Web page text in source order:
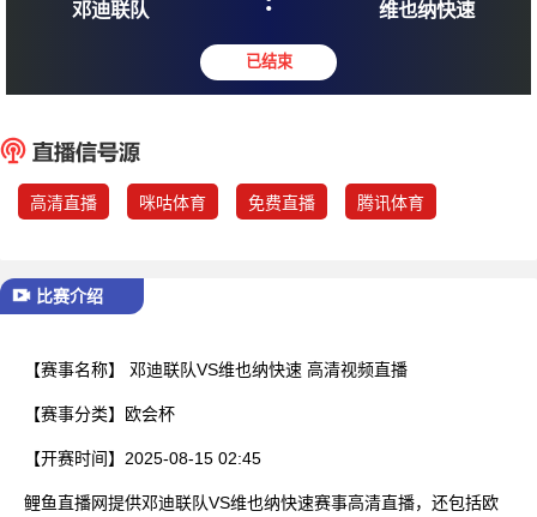
邓迪联队
2025-08-15 02:45
: 维也
高清直播 咪咕体育 免费直播 腾讯体育
比赛介绍
【赛事名称】 邓迪联队VS维也纳快速 高清视频直播
【赛事分类】 欧会杯
【开赛时间】 2025-08-15 02:45
鲤鱼直播网提供邓迪联队VS维也纳快速赛事高清直播，还包括欧